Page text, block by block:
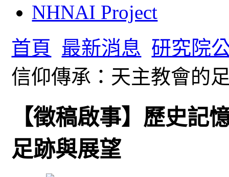
NHNAI Project
首頁 最新消息 研究院
信仰傳承：天主教會的
【徵稿啟事】歷史記
足跡與展望